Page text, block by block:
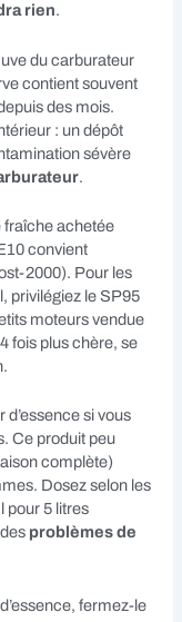
rien.
du carburateur
contient souvent
des mois.
: un dépôt
sévère
.
fraîche achetée
convient
2000). Pour les
privilégiez le SP95
moteurs vendue
fois plus chère, se
si vous
Ce produit peu
complète)
Dosez selon les
pour 5 litres
problèmes de
fermez-le